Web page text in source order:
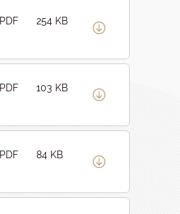
PDF 254 KB
PDF 103 KB
PDF 84 KB